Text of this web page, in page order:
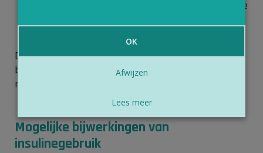
reist. In het vrachtruim kan de
Dit zijn algemene adviezen. Je zorgverlener
bespreekt met jou hoe je jouw specifieke product
moet bewaren.
Mogelijke bijwerkingen van
insulinegebruik
OK
Afwijzen
Lees meer